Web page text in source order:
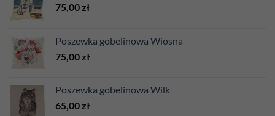
75,00 zł
Poszewka gobelinowa Wiosna
75,00 zł
Poszewka gobelinowa Wilk
65,00 zł